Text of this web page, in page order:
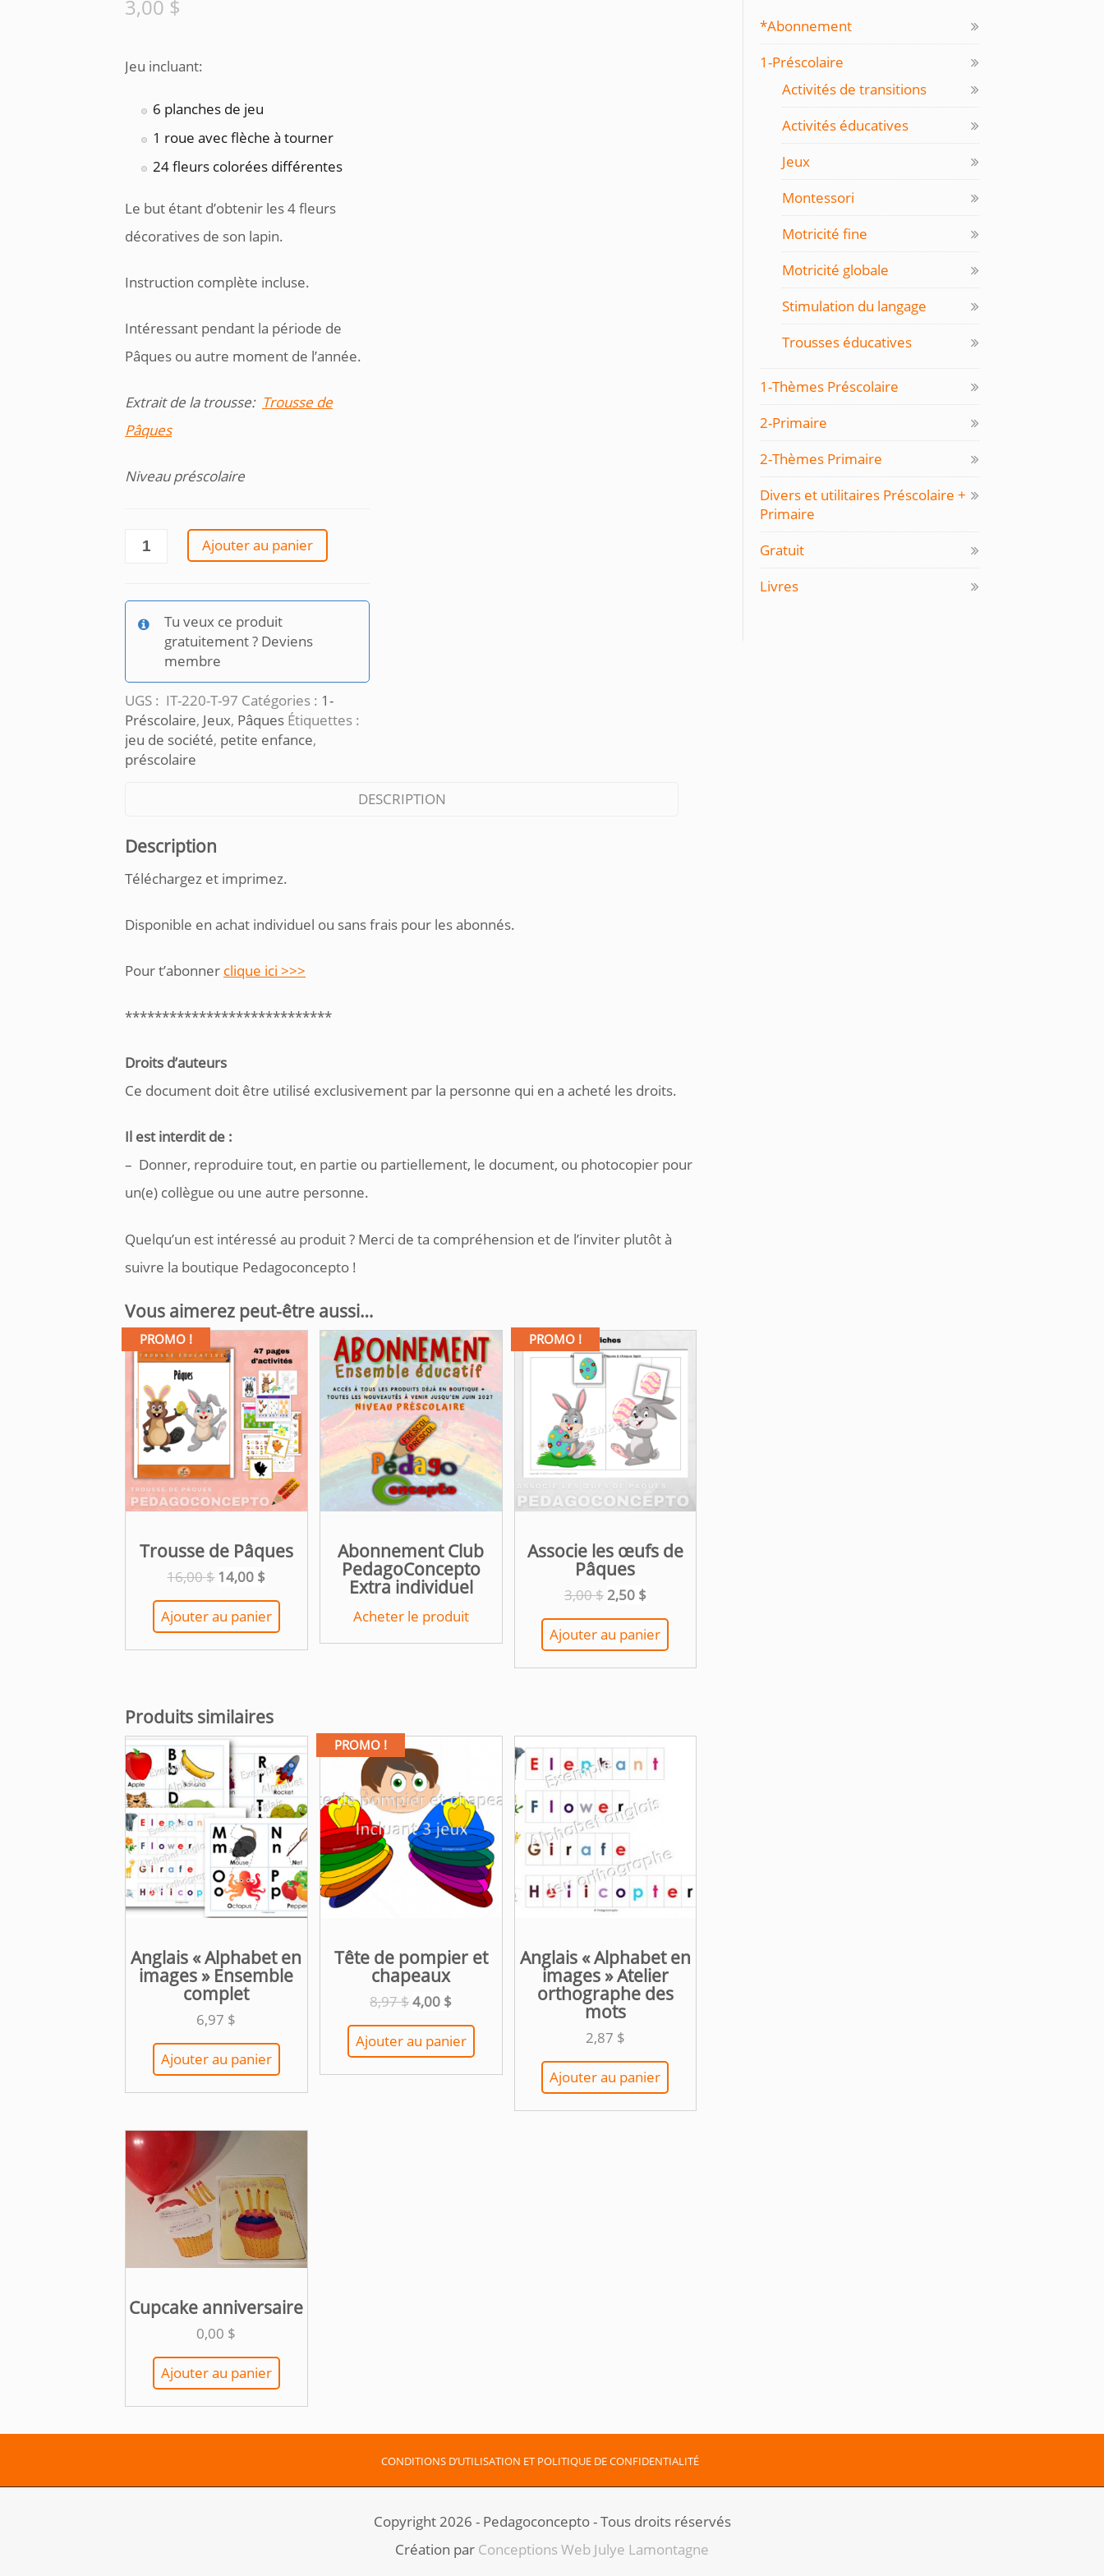
3,00 $
Jeu incluant:
6 planches de jeu
1 roue avec flèche à tourner
24 fleurs colorées différentes
Le but étant d’obtenir les 4 fleurs
décoratives de son lapin.
Instruction complète incluse.
Intéressant pendant la période de
Pâques ou autre moment de l’année.
Extrait de la trousse: Trousse de
Pâques
Niveau préscolaire
quantité
Lapins
fleurs
Ajouter au panier
Tu veux ce produit
gratuitement ? Deviens
membre
UGS : IT-220-T-97 Catégories : 1-
Préscolaire, Jeux, Pâques Étiquettes :
jeu de société, petite enfance,
préscolaire
DESCRIPTION
Description
Téléchargez et imprimez.
Disponible en achat individuel ou sans frais pour les abonnés.
Pour t’abonner clique ici >>>
****************************
Droits d’auteurs
Ce document doit être utilisé exclusivement par la personne qui en a acheté les droits.
Il est interdit de :
– Donner, reproduire tout, en partie ou partiellement, le document, ou photocopier pour
un(e) collègue ou une autre personne.
Quelqu’un est intéressé au produit ? Merci de ta compréhension et de l’inviter plutôt à
suivre la boutique Pedagoconcepto !
Vous aimerez peut-être aussi…
PROMO !
Trousse de Pâques
16,00$Le
prix
initial
était :
16,00 $.
14,00 $Le
actuel
est :
14,00 $.
Ajouter au panier
Abonnement Club
PedagoConcepto
Extra individuel
Acheter le produit
PROMO !
Associe les œufs de
Pâques
3,00$ Le
prix
initial
était :
3,00 $.
2,50 $Le
actuel
est :
2,50 $.
Ajouter au panier
Produits similaires
Anglais « Alphabet en
images » Ensemble
complet
6,97 $
Ajouter au panier
PROMO !
Tête de pompier et
chapeaux
8,97$Le
prix
initial
était :
8,97 $.
4,00 $Le
actuel
est :
4,00 $.
Ajouter au panier
Anglais « Alphabet en
images » Atelier
orthographe des
mots
2,87 $
Ajouter au panier
Cupcake anniversaire
0,00 $
Ajouter au panier
*Abonnement
1-Préscolaire
Activités de transitions
Activités éducatives
Jeux
Montessori
Motricité fine
Motricité globale
Stimulation du langage
Trousses éducatives
1-Thèmes Préscolaire
2-Primaire
2-Thèmes Primaire
Divers et utilitaires Préscolaire +
Primaire
Gratuit
Livres
CONDITIONS D’UTILISATION ET POLITIQUE DE CONFIDENTIALITÉ
Copyright 2026 - Pedagoconcepto - Tous droits réservés
Création par ​ Conceptions Web Julye Lamontagne